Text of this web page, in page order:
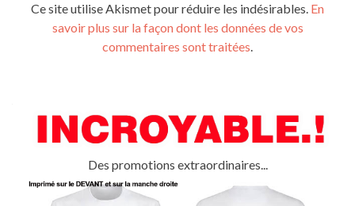
Ce site utilise Akismet pour réduire les indésirables. En
savoir plus sur la façon dont les données de vos
commentaires sont traitées.
Des promotions extraordinaires...